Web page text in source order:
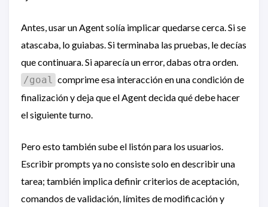
Antes, usar un Agent solía implicar quedarse cerca. Si se
atascaba, lo guiabas. Si terminaba las pruebas, le decías
que continuara. Si aparecía un error, dabas otra orden.
/goal comprime esa interacción en una condición de
finalización y deja que el Agent decida qué debe hacer
el siguiente turno.
Pero esto también sube el listón para los usuarios.
Escribir prompts ya no consiste solo en describir una
tarea; también implica definir criterios de aceptación,
comandos de validación, límites de modificación y